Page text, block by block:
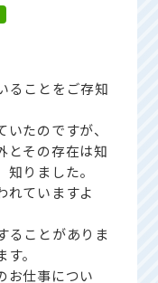
ることをご存知
たのですが、
とその存在は知
りました。
れていますよ
ることがありま
。
お仕事につい